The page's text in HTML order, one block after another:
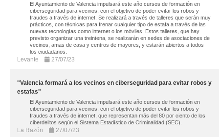
El Ayuntamiento de Valencia impulsará este año cursos de formación en
ciberseguridad para vecinos, con el objetivo de poder evitar los robos y
fraudes a través de internet. Se realizará a través de talleres que serán muy
prácticos, con técnicas para frenar cualquier tipo de estafa a través de las
nuevas tecnologías como internet o los móviles. Estos talleres, que hay
previsto organizar una treintena, se realizarán en sedes de asociaciones de
vecinos, amas de casa y centros de mayores, y estarán abiertos a todos
los ciudadanos.
Levante 27/07/23
"Valencia formará a los vecinos en ciberseguridad para evitar robos y
estafas"
El Ayuntamiento de Valencia impulsará este año cursos de formación en
ciberseguridad para vecinos, con el objetivo de poder evitar los robos y
fraudes a través de internet, que representan más del 80 por ciento de los
ciberdelitos según el Sistema Estadístico de Criminalidad (SEC).
La Razón 27/07/23